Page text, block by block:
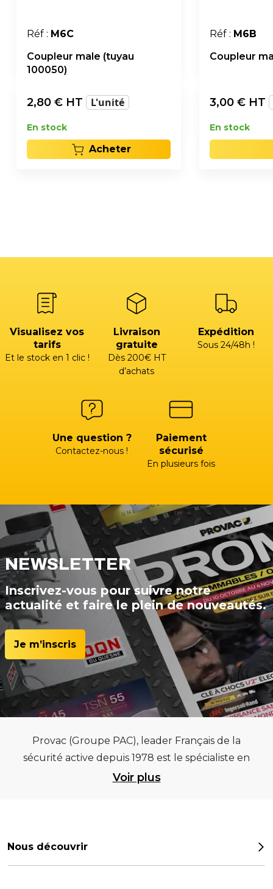
Réf : M6C
Coupleur male (tuyau
100050)
2,80 € HT L'unité
En stock
Acheter
Réf : M6B
Coupleur
3,00 € HT
En stock
Visualisez vos
tarifs
Et le stock en 1 clic !
Livraison
gratuite
Dès 200€ HT
d’achats
Expédition
Sous 24/48h !
Une question ?
Contactez-nous !
Paiement
sécurisé
En plusieurs fois
NEWSLETTER
Inscrivez-vous pour suivre notre
actualité et faire le plein de nouveautés.
Je m’inscris
Provac (Groupe PAC), leader Français de la
sécurité active depuis 1978 est le spécialiste en
équipements pour garages et centres
meilleurs équipements sur des critères de
Voir plus
Nous découvrir